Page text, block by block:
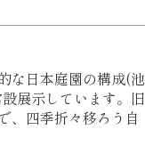
な日本庭園の構成(池
展示しています。旧
、四季折々移ろう自